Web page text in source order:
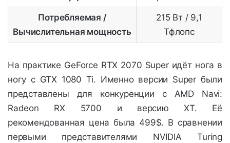
Потребляемая /
Вычислительная мощность
215 Вт / 9,1
Тфлопс
На практике GeForce RTX 2070 Super идёт нога в
ногу с GTX 1080 Ti. Именно версии Super были
представлены для конкуренции с AMD Navi:
Radeon RX 5700 и версию XT. Её
рекомендованная цена была 499$. В сравнении
первыми представителями NVIDIA Turing